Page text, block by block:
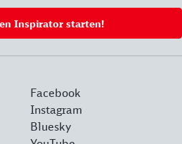
Inspirator starten!
Facebook
Instagram
Bluesky